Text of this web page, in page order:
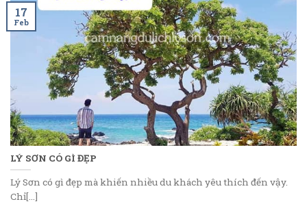
LÝ SƠN CÓ GÌ ĐẸP
Lý Sơn có gì đẹp mà khiến nhiều du khách yêu thích đến vậy.
Chỉ[...]
17
Feb